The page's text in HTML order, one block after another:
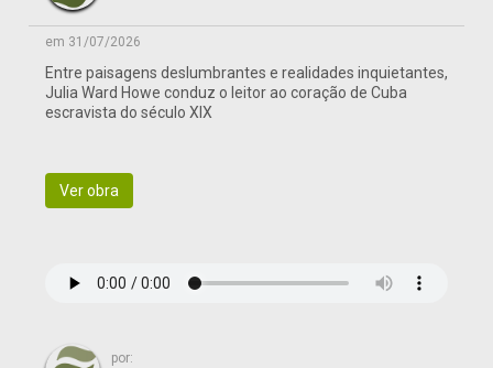
em 31/07/2026
Entre paisagens deslumbrantes e realidades inquietantes,
Julia Ward Howe conduz o leitor ao coração de Cuba
escravista do século XIX
Ver obra
por: